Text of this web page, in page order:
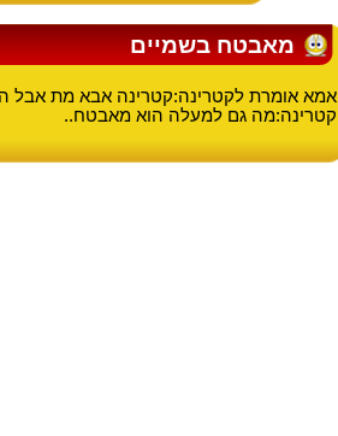
מאבטח בשמיים
אמא אומרת לקטרינה:קטרינה אבא מת אבל
קטרינה:מה גם למעלה הוא מאבטח..